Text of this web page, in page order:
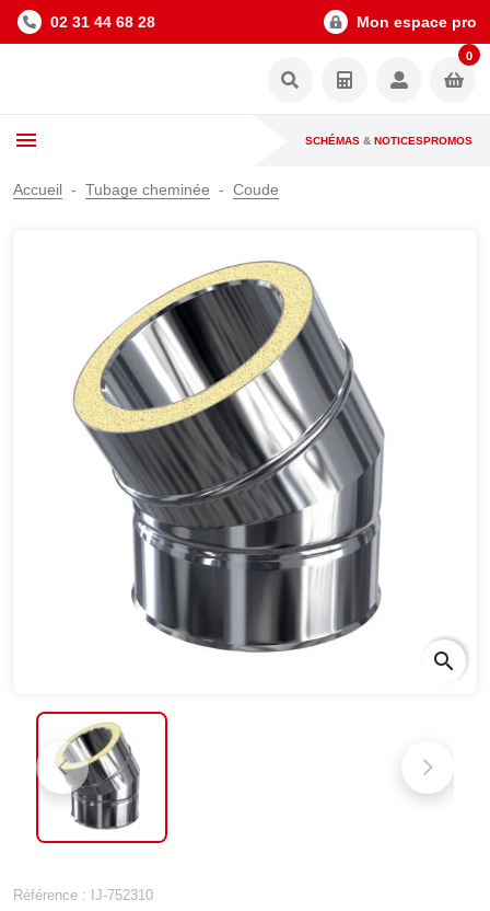
02 31 44 68 28 Mon espace pro
0
SCHÉMAS & NOTICESPROMOS
Accueil Tubage cheminée Coude
search
Référence : IJ-752310